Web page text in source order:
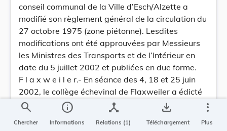
conseil communal de la Ville d’Esch/Alzette a
modifié son règlement général de la circulation du
27 octobre 1975 (zone piétonne). Lesdites
modifications ont été approuvées par Messieurs
les Ministres des Transports et de l’Intérieur en
date du 5 juillet 2002 et publiées en due forme.
F l a x w e i l e r.- En séance des 4, 18 et 25 juin
2002, le collège échevinal de Flaxweiler a édicté
4 règlements temporaires de circulation. Lesdits
règlements ont été publiés en due forme.
H e i d e r s c h e i d.- En séance des 21, 28 juin et
search
Chercher
info
Informations
device_hub
Relations (1)
save_alt
Téléchargement
more_vert
Plus